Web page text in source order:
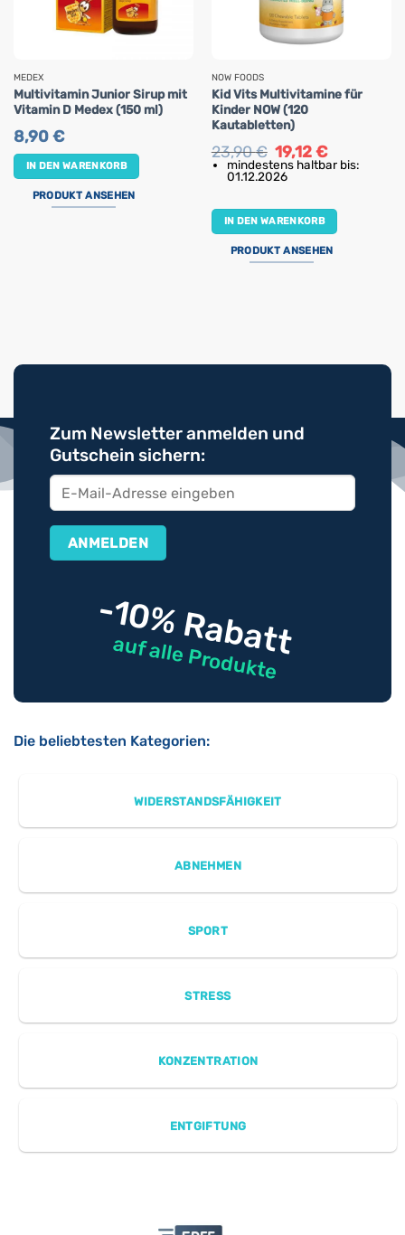
MEDEX
Multivitamin Junior Sirup mit
Vitamin D Medex (150 ml)
8,90€
IN DEN WARENKORB
PRODUKT ANSEHEN
NOW FOODS
Kid Vits Multivitamine für
Kinder NOW (120
Kautabletten)
23,90€ Ursprünglicher
Preis
war:
23,90 €
19,12€Aktueller
Preis
ist:
mindestens haltbar bis:
01.12.2026
IN DEN WARENKORB
PRODUKT ANSEHEN
Zum Newsletter anmelden und
Gutschein sichern:
-10% Rabatt
auf alle Produkte
Die beliebtesten Kategorien:
WIDERSTANDSFÄHIGKEIT
ABNEHMEN
SPORT
STRESS
KONZENTRATION
ENTGIFTUNG